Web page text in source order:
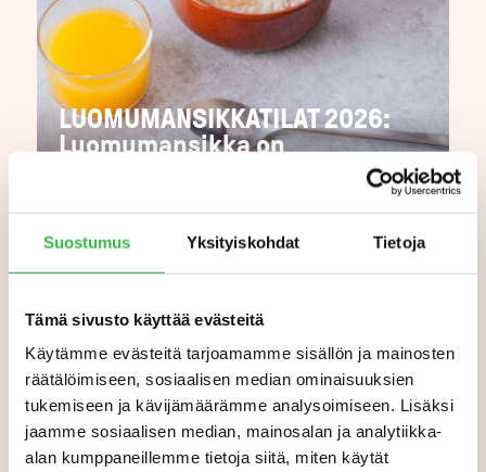
Suostumus Yksityiskohdat Tietoja
Tämä sivusto käyttää evästeitä
Käytämme evästeitä tarjoamamme sisällön ja mainosten
räätälöimiseen, sosiaalisen median ominaisuuksien
tukemiseen ja kävijämäärämme analysoimiseen. Lisäksi
jaamme sosiaalisen median, mainosalan ja analytiikka-
alan kumppaneillemme tietoja siitä, miten käytät
LUOMUMANSIKKATILAT 2026:
Luomumansikka on